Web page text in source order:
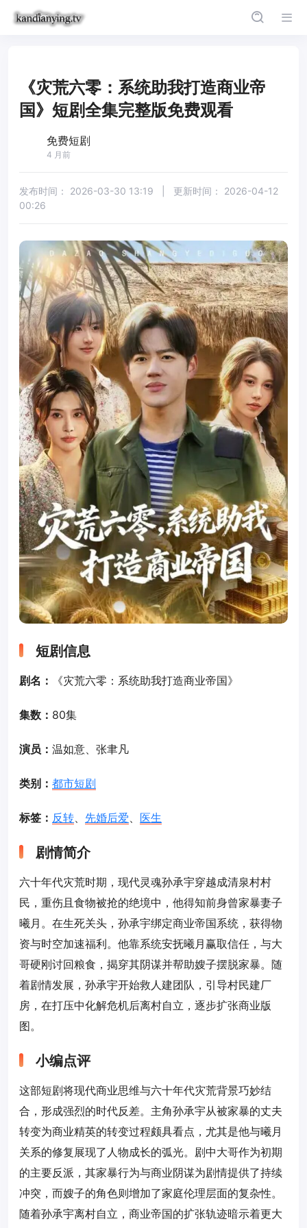
《灾荒六零：系统助我打造商业帝
国》短剧全集完整版免费观看
免费短剧
4 月前
发布时间： 2026-03-30 13:19 更新时间： 2026-04-12
00:26
短剧信息
剧名： 《灾荒六零：系统助我打造商业帝国》
集数： 80集
演员： 温如意、张聿凡
类别： 都市短剧
标签： 反转、 先婚后爱、 医生
剧情简介
六十年代灾荒时期，现代灵魂孙承宇穿越成清泉村村
民，重伤且食物被抢的绝境中，他得知前身曾家暴妻子
曦月。在生死关头，孙承宇绑定商业帝国系统，获得物
资与时空加速福利。他靠系统安抚曦月赢取信任，与大
哥硬刚讨回粮食，揭穿其阴谋并帮助嫂子摆脱家暴。随
着剧情发展，孙承宇开始救人建团队，引导村民建厂
房，在打压中化解危机后离村自立，逐步扩张商业版
图。
小编点评
这部短剧将现代商业思维与六十年代灾荒背景巧妙结
合，形成强烈的时代反差。主角孙承宇从被家暴的丈夫
转变为商业精英的转变过程颇具看点，尤其是他与曦月
关系的修复展现了人物成长的弧光。剧中大哥作为初期
的主要反派，其家暴行为与商业阴谋为剧情提供了持续
冲突，而嫂子的角色则增加了家庭伦理层面的复杂性。
随着孙承宇离村自立，商业帝国的扩张轨迹暗示着更大